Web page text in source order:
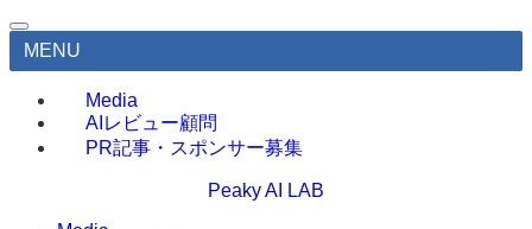
MENU
Media
AIレビュー顧問
PR記事・スポンサー募集
Peaky AI LAB